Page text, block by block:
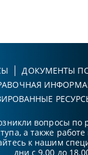
ДОКУМЕНТЫ
вопросы по
а также
к нашим
дни с 9.00 до